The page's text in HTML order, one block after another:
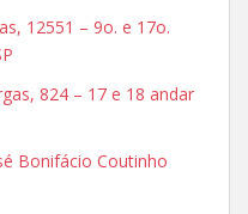
12551 – 9o. e 17o.
824 – 17 e 18 andar
Bonifácio Coutinho